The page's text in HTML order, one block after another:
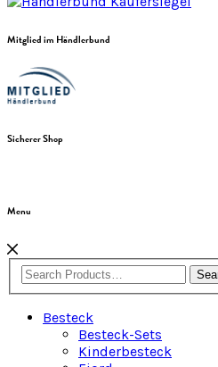
Mitglied im Händlerbund
Sicherer Shop
Menu
Besteck
Besteck-Sets
Kinderbesteck